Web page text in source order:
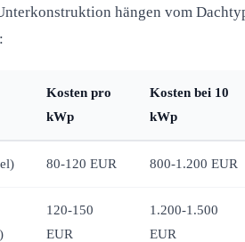
hängen vom
Kosten pro
kWp
Kosten bei 10
kWp
80-120 EUR 800-1.200 EUR
120-150
EUR
1.200-1.500
EUR